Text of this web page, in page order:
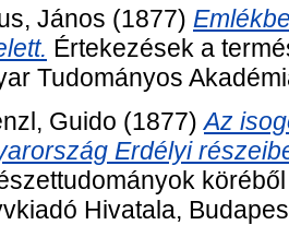
János (1877)
Értekezések a
Tudományos
Guido (1877)Az
Erdélyi
Hivatala,